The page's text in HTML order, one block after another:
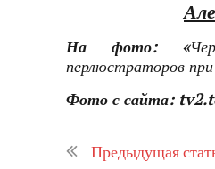
На фото:
перлюстраторов
Фото с сайта:
Предыдущая